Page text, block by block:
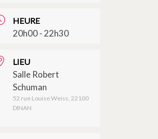
HEURE
20h00 - 22h30
LIEU
Salle Robert
Schuman
52 rue Louise Weiss, 22100
DINAN